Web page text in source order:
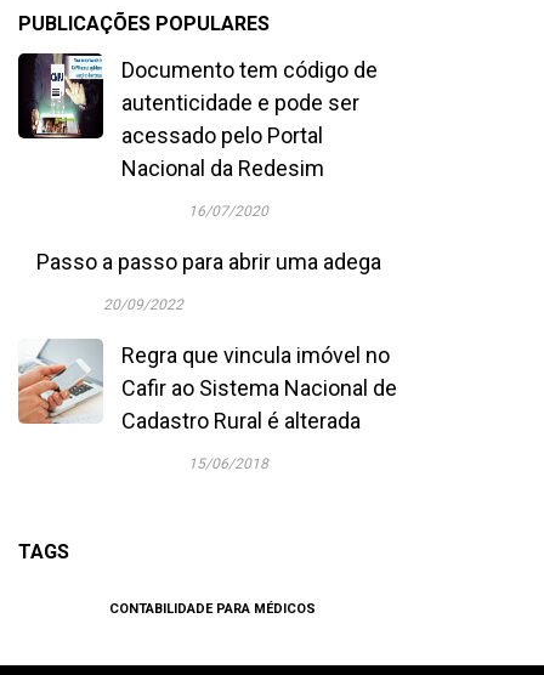
PUBLICAÇÕES POPULARES
Documento tem código de
autenticidade e pode ser
acessado pelo Portal
Nacional da Redesim
16/07/2020
Passo a passo para abrir uma adega
20/09/2022
Regra que vincula imóvel no
Cafir ao Sistema Nacional de
Cadastro Rural é alterada
15/06/2018
TAGS
CONTABILIDADE PARA MÉDICOS